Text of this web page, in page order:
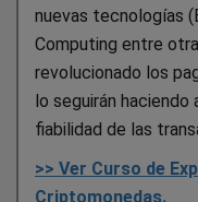
nuevas tecnologías
Computing entre
revolucionado los
lo seguirán
fiabilidad de las
>> Ver Curso de
Criptomonedas.